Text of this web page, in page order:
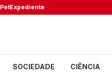
PetExpediente
SOCIEDADE CIÊNCIA